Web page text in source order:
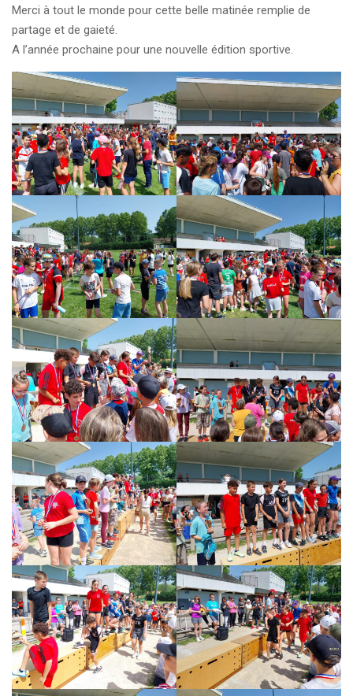
Merci à tout le monde pour cette belle matinée remplie de
partage et de gaieté.
A l’année prochaine pour une nouvelle édition sportive.